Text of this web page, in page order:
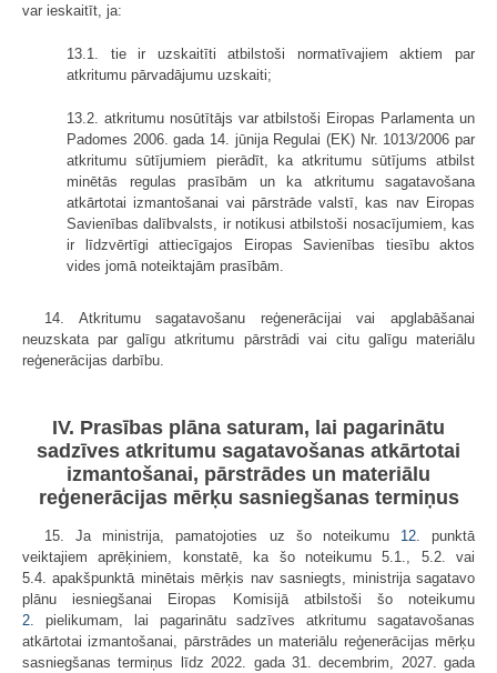
var ieskaitīt, ja:
13.1. tie ir uzskaitīti atbilstoši normatīvajiem aktiem par
atkritumu pārvadājumu uzskaiti;
13.2. atkritumu nosūtītājs var atbilstoši Eiropas Parlamenta un
Padomes 2006. gada 14. jūnija Regulai (EK) Nr. 1013/2006 par
atkritumu sūtījumiem pierādīt, ka atkritumu sūtījums atbilst
minētās regulas prasībām un ka atkritumu sagatavošana
atkārtotai izmantošanai vai pārstrāde valstī, kas nav Eiropas
Savienības dalībvalsts, ir notikusi atbilstoši nosacījumiem, kas
ir līdzvērtīgi attiecīgajos Eiropas Savienības tiesību aktos
vides jomā noteiktajām prasībām.
14. Atkritumu sagatavošanu reģenerācijai vai apglabāšanai
neuzskata par galīgu atkritumu pārstrādi vai citu galīgu materiālu
reģenerācijas darbību.
IV. Prasības plāna saturam, lai pagarinātu
sadzīves atkritumu sagatavošanas atkārtotai
izmantošanai, pārstrādes un materiālu
reģenerācijas mērķu sasniegšanas termiņus
15. Ja ministrija, pamatojoties uz šo noteikumu 12.
punktā
veiktajiem aprēķiniem, konstatē, ka šo noteikumu 5.1., 5.2. vai
5.4. apakšpunktā minētais mērķis nav sasniegts, ministrija sagatavo
plānu iesniegšanai Eiropas Komisijā atbilstoši šo noteikumu
2.
pielikumam, lai pagarinātu sadzīves atkritumu sagatavošanas
atkārtotai izmantošanai, pārstrādes un materiālu reģenerācijas mērķu
sasniegšanas termiņus līdz 2022. gada 31. decembrim, 2027. gada